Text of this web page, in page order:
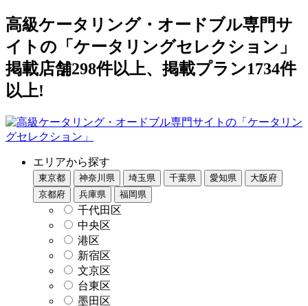
高級ケータリング・オードブル専門サ
イトの「ケータリングセレクション」
掲載店舗298件以上、掲載プラン1734件
以上!
エリアから探す
東京都 神奈川県 埼玉県 千葉県 愛知県
大阪府
京都府
兵庫県 福岡県
千代田区
中央区
港区
新宿区
文京区
台東区
墨田区